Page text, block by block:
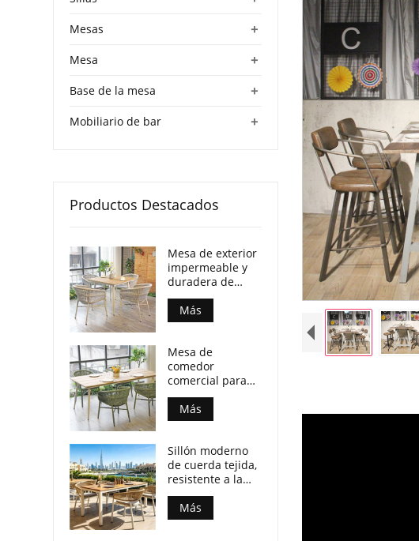
+
Mesas
+
Mesa
+
Base de la mesa
+
Mobiliario de bar
Productos Destacados
Mesa de exterior
impermeable y
duradera de
madera
contrachapada
con patas de
locales
comerciales.
Más
Mesa de
comedor
comercial para
patio, resistente
a la intemperie,
con tablero de
contrachapada y
patas de
aluminio.
Más
Sillón moderno
de cuerda tejida,
resistente a la
intemperie, para
espacios de
comedor al aire
Más